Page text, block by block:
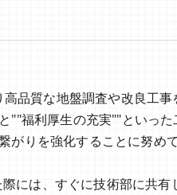
品質な地盤調査や改良工事
""福利厚生の充実""といった
がりを強化することに努め
には、すぐに技術部に共有